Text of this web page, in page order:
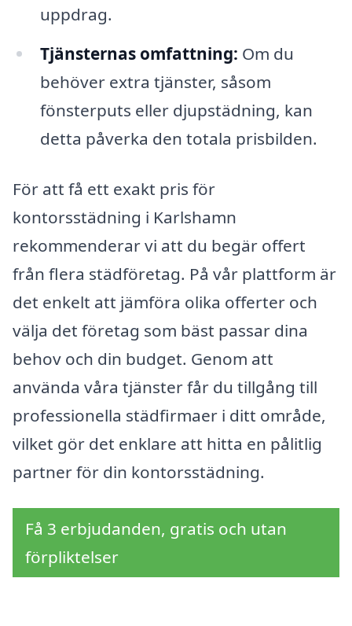
uppdrag.
Tjänsternas omfattning: Om du
behöver extra tjänster, såsom
fönsterputs eller djupstädning, kan
detta påverka den totala prisbilden.
För att få ett exakt pris för
kontorsstädning i Karlshamn
rekommenderar vi att du begär offert
från flera städföretag. På vår plattform är
det enkelt att jämföra olika offerter och
välja det företag som bäst passar dina
behov och din budget. Genom att
använda våra tjänster får du tillgång till
professionella städfirmaer i ditt område,
vilket gör det enklare att hitta en pålitlig
partner för din kontorsstädning.
Få 3 erbjudanden, gratis och utan
förpliktelser